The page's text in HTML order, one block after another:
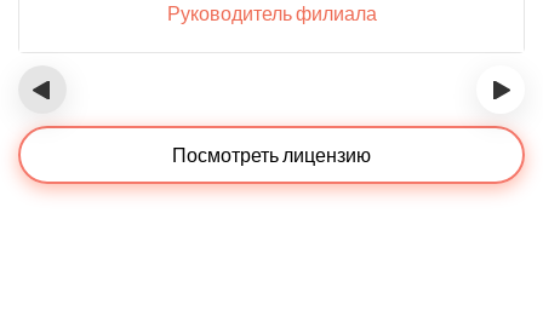
Руководитель филиала
‹ ›
Посмотреть лицензию